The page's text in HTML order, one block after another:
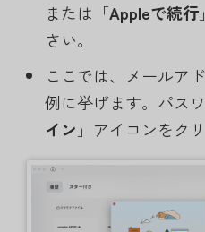
または「Appleで続行
さい。
ここでは、メールア
例に挙げます。パス
イン 」アイコンをク